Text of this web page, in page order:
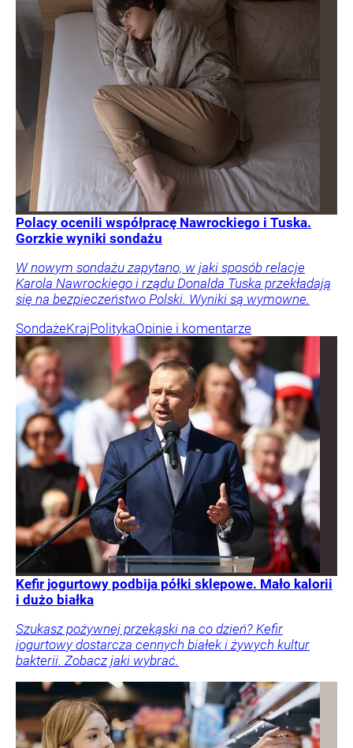
Polacy ocenili współpracę Nawrockiego i Tuska.
Gorzkie wyniki sondażu
W nowym sondażu zapytano, w jaki sposób relacje
Karola Nawrockiego i rządu Donalda Tuska przekładają
się na bezpieczeństwo Polski. Wyniki są wymowne.
SondażeKrajPolitykaOpinie i komentarze
Kefir jogurtowy podbija półki sklepowe. Mało kalorii
i dużo białka
Szukasz pożywnej przekąski na co dzień? Kefir
jogurtowy dostarcza cennych białek i żywych kultur
bakterii. Zobacz jaki wybrać.